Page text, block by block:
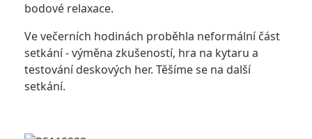
bodové relaxace.
Ve večerních hodinách proběhla neformální část
setkání - výměna zkušeností, hra na kytaru a
testování deskových her. Těšíme se na další
setkání.